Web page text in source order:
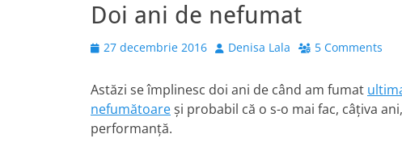
Doi ani de nefumat
Posted
27 decembrie 2016 Author
Denisa Lala 5 Comments
Astăzi se împlinesc doi ani de când am fumat
nefumătoareși probabil că o s-o mai fac, câțiva
performanță.